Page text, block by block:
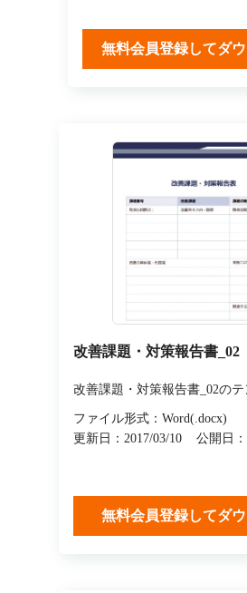
無料会員登録してダ
改善課題・対策報告書_02
改善課題・対策報告書_02の
ファイル形式：Word(.docx)
更新日：2017/03/10
公開日
無料会員登録してダ